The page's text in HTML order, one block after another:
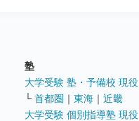
塾
大学受験 塾・予備校 現役
└ 首都圏 ｜ 東海 ｜ 近畿
大学受験 個別指導塾 現役